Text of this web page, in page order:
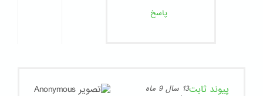
پاسخ
پیوند ثابت
13 سال 9 ماه